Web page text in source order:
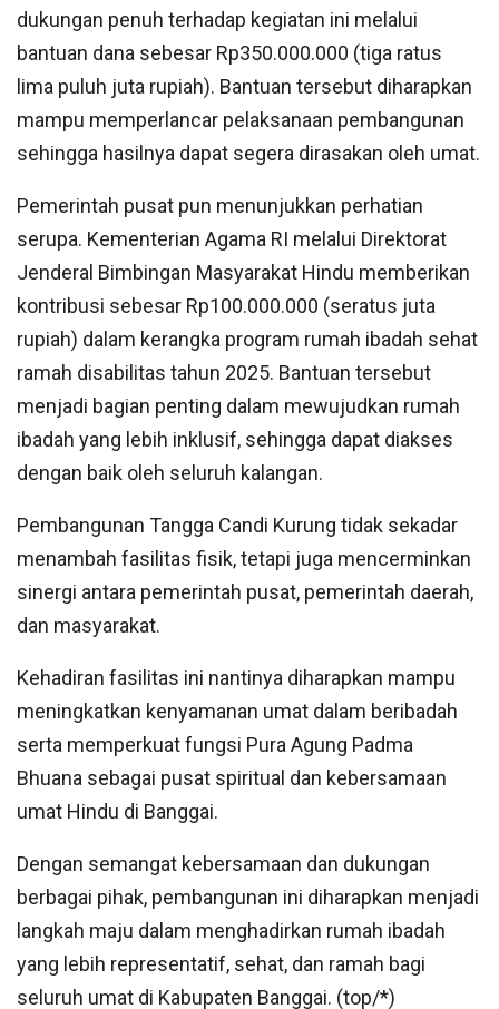
dukungan penuh terhadap kegiatan ini melalui
bantuan dana sebesar Rp350.000.000 (tiga ratus
lima puluh juta rupiah). Bantuan tersebut diharapkan
mampu memperlancar pelaksanaan pembangunan
sehingga hasilnya dapat segera dirasakan oleh umat.
Pemerintah pusat pun menunjukkan perhatian
serupa. Kementerian Agama RI melalui Direktorat
Jenderal Bimbingan Masyarakat Hindu memberikan
kontribusi sebesar Rp100.000.000 (seratus juta
rupiah) dalam kerangka program rumah ibadah sehat
ramah disabilitas tahun 2025. Bantuan tersebut
menjadi bagian penting dalam mewujudkan rumah
ibadah yang lebih inklusif, sehingga dapat diakses
dengan baik oleh seluruh kalangan.
Pembangunan Tangga Candi Kurung tidak sekadar
menambah fasilitas fisik, tetapi juga mencerminkan
sinergi antara pemerintah pusat, pemerintah daerah,
dan masyarakat.
Kehadiran fasilitas ini nantinya diharapkan mampu
meningkatkan kenyamanan umat dalam beribadah
serta memperkuat fungsi Pura Agung Padma
Bhuana sebagai pusat spiritual dan kebersamaan
umat Hindu di Banggai.
Dengan semangat kebersamaan dan dukungan
berbagai pihak, pembangunan ini diharapkan menjadi
langkah maju dalam menghadirkan rumah ibadah
yang lebih representatif, sehat, dan ramah bagi
seluruh umat di Kabupaten Banggai. (top/*)